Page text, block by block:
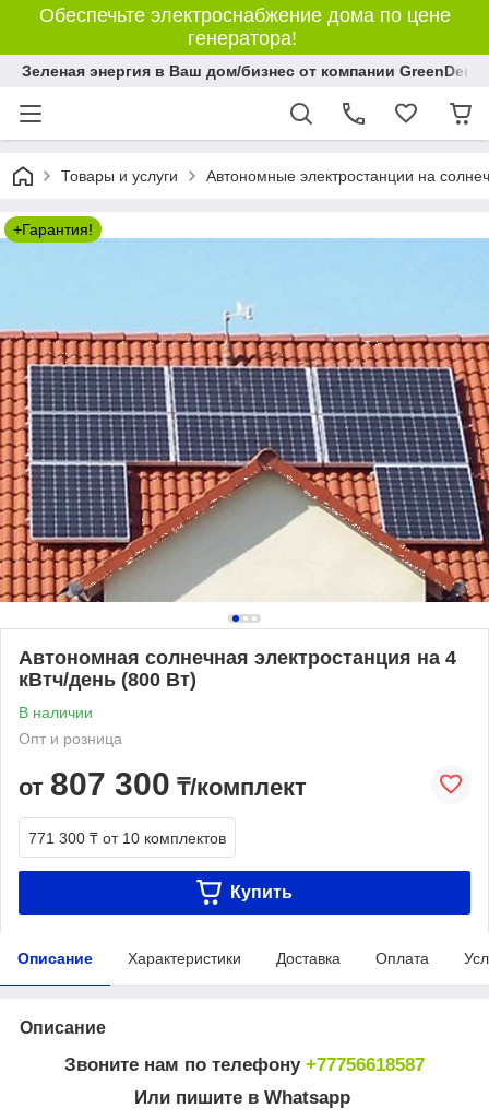
Обеспечьте электроснабжение дома по цене
генератора!
Зеленая энергия в Ваш дом/бизнес от компании GreenDem!
Товары и услуги Автономные электростанции на
+Гарантия!
Автономная солнечная электростанция на 4
кВтч/день (800 Вт)
В наличии
Опт и розница
от 807 300 ₸/комплект
771 300 ₸ от 10 комплектов
Купить
Описание Характеристики Доставка Оплата
Описание
Звоните нам по телефону +77756618587
Или пишите в Whatsapp